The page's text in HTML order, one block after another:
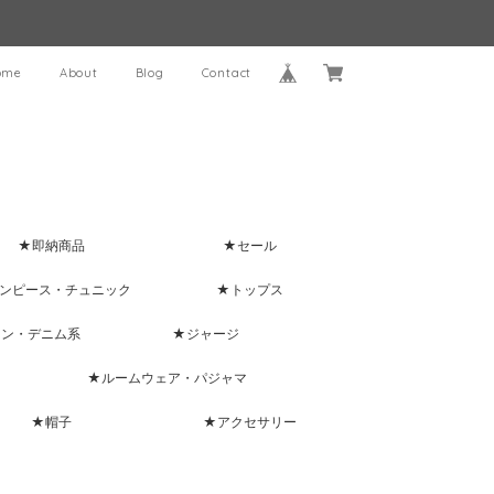
About Blog Contact
★即納商品 ★セール
ピース・チュニック ★トップス
・デニム系 ★ジャージ
★ルームウェア・パジャマ
★帽子 ★アクセサリー